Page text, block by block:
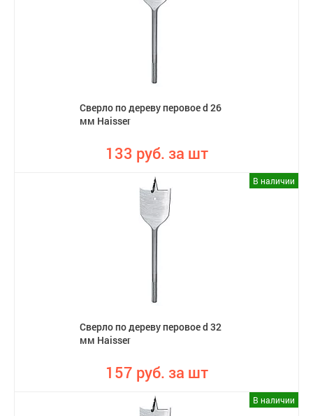
Сверло по дереву перовое d 26
мм Haisser
133 руб. за шт
В наличии
Сверло по дереву перовое d 32
мм Haisser
157 руб. за шт
В наличии